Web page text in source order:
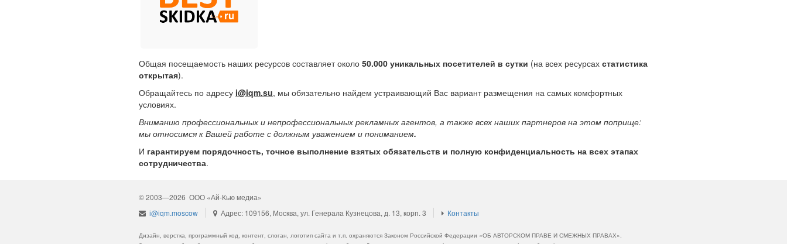
Общая посещаемость наших ресурсов составляет около 50.000 уникальных посетителей в сутки (на всех ресурсах статистика
открытая).
Обращайтесь по адресу i@iqm.su, мы обязательно найдем устраивающий Вас вариант размещения на самых комфортных
условиях.
Вниманию профессиональных и непрофессиональных рекламных агентов, а также всех наших партнеров на этом поприще:
мы относимся к Вашей работе с должным уважением и пониманием.
И гарантируем порядочность, точное выполнение взятых обязательств и полную конфиденциальность на всех этапах
сотрудничества.
© 2003—2026 ООО «Ай-Кью медиа»
i@iqm.moscow
Адрес: 109156, Москва, ул. Генерала Кузнецова, д. 13, корп. 3 Контакты
Дизайн, верстка, программный код, контент, слоган, логотип сайта и т.п. охраняются Законом Российской Федерации «ОБ АВТОРСКОМ ПРАВЕ И СМЕЖНЫХ ПРАВАХ».